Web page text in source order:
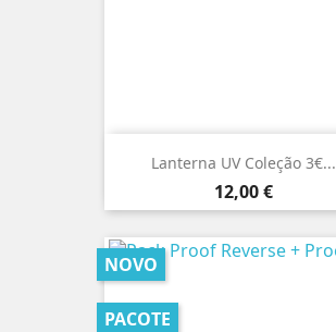
Lanterna UV Coleção 3€...
Preço
12,00 €
NOVO
PACOTE